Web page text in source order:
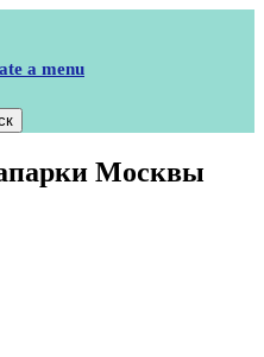
a menu
Москвы